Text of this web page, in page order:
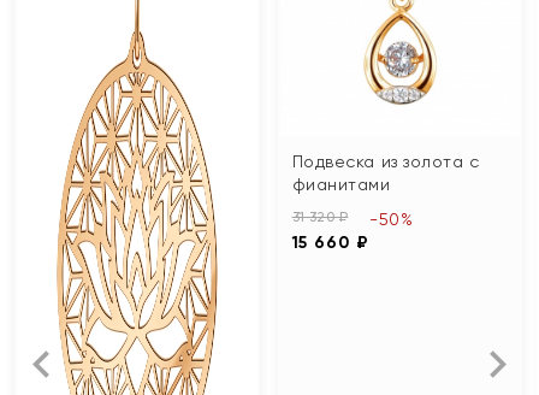
Подвеска из золота с
фианитами
31 320 ₽
15 660 ₽
-50%